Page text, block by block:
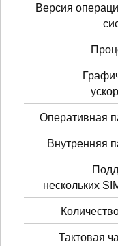
Версия
Оперативная
Внутренняя
нескольких
Тактовая